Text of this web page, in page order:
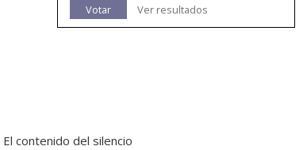
Votar
Ver resultados
contenido del silencio